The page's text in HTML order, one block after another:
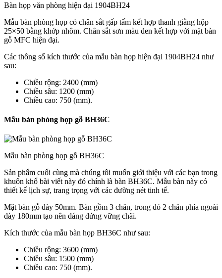
Bàn họp văn phòng hiện đại 1904BH24
Mẫu bàn phòng họp có chân sắt gấp tấm kết hợp thanh giằng hộp
25×50 bằng khớp nhôm. Chân sắt sơn màu đen kết hợp với mặt bàn
gỗ MFC hiện đại.
Các thông số kích thước của mẫu bàn họp hiện đại 1904BH24 như
sau:
Chiều rộng: 2400 (mm)
Chiều sâu: 1200 (mm)
Chiều cao: 750 (mm).
Mẫu bàn phòng họp gỗ BH36C
Mẫu bàn phòng họp gỗ BH36C
Sản phẩm cuối cùng mà chúng tôi muốn giới thiệu với các bạn trong
khuôn khổ bài viết này đó chính là bàn BH36C. Mẫu bàn này có
thiết kế lịch sự, trang trọng với các đường nét tinh tế.
Mặt bàn gỗ dày 50mm. Bàn gồm 3 chân, trong đó 2 chân phía ngoài
dày 180mm tạo nên dáng đứng vững chãi.
Kích thước của mẫu bàn họp BH36C như sau:
Chiều rộng: 3600 (mm)
Chiều sâu: 1500 (mm)
Chiều cao: 750 (mm).